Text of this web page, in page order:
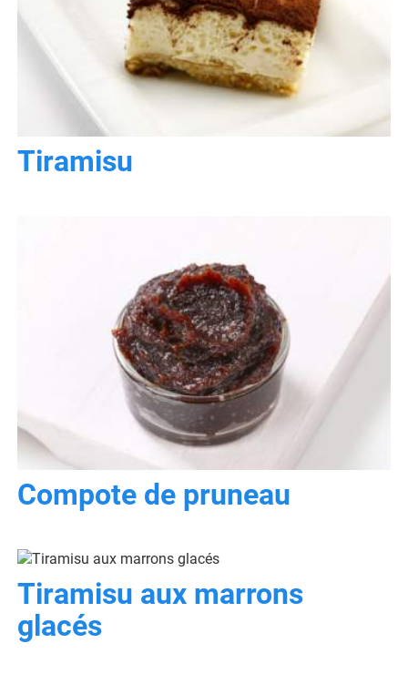
Tiramisu
Compote de pruneau
Tiramisu aux marrons
glacés